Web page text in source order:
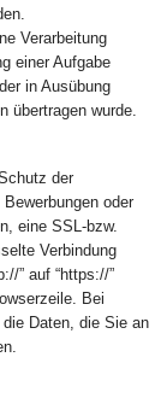
Verarbeitung
einer Aufgabe
in Ausübung
übertragen wurde.
der
oder
eine SSL-bzw.
Verbindung
” auf “https://”
Bei
Daten, die Sie an